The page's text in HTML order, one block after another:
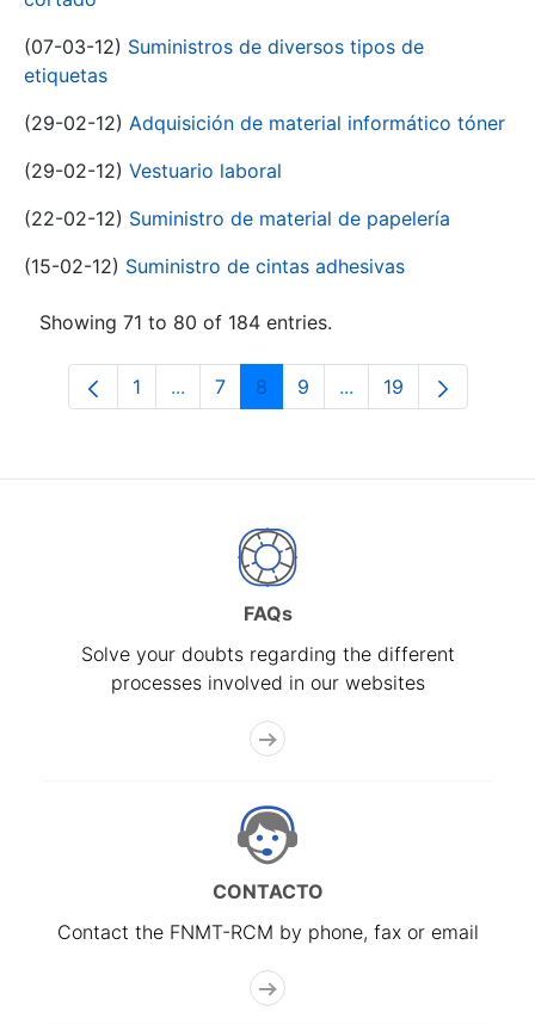
(07-03-12) Suministros de diversos tipos de
etiquetas
(29-02-12) Adquisición de material informático tóner
(29-02-12) Vestuario laboral
(22-02-12) Suministro de material de papelería
(15-02-12) Suministro de cintas adhesivas
Showing 71 to 80 of 184 entries.
Page
1 ...Intermediate Pages Use TAB to
Page
7 Page
8 Page
9 ...Intermediate Pages
Page
19
FAQs
Solve your doubts regarding the different
processes involved in our websites
CONTACTO
Contact the FNMT-RCM by phone, fax or email